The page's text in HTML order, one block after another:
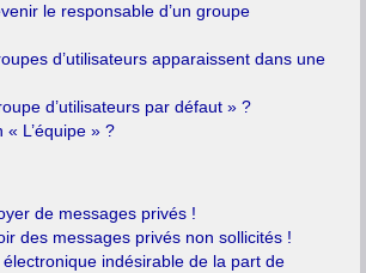
le responsable d’un groupe
d’utilisateurs apparaissent dans une
d’utilisateurs par défaut » ?
« L’équipe » ?
de messages privés !
des messages privés non sollicités !
électronique indésirable de la part de